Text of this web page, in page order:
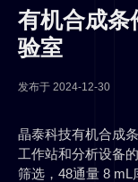
有机合成条
验室
发布于 2024-12-30
晶泰科技有机合成
工作站和分析设备
筛选，48通量 8 mL